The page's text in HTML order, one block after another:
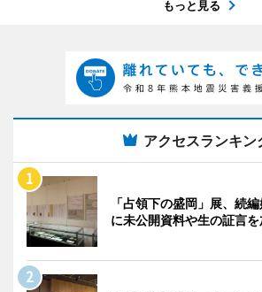
もっと見る
アクセスランキン
「占領下の盛岡」展、続
に未公開資料や生の証言を